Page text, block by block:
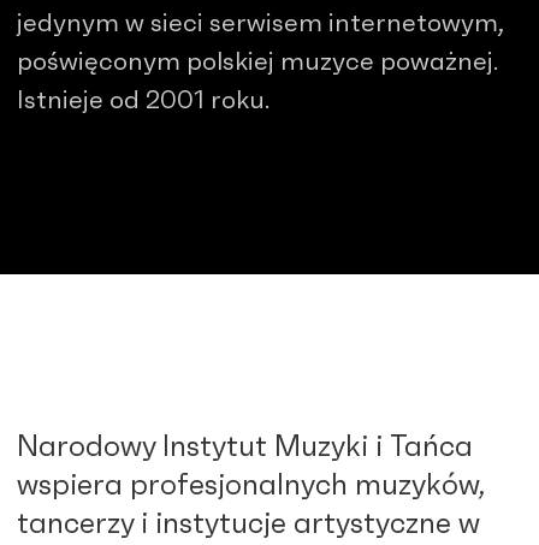
jedynym w sieci serwisem internetowym,
poświęconym polskiej muzyce poważnej.
Istnieje od 2001 roku.
Narodowy Instytut Muzyki i Tańca
wspiera profesjonalnych muzyków,
tancerzy i instytucje artystyczne w